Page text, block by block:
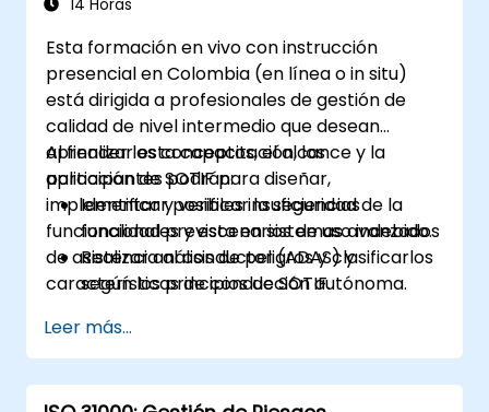
14 Horas
Esta formación en vivo con instrucción
presencial en Colombia (en línea o in situ)
está dirigida a profesionales de gestión de
calidad de nivel intermedio que desean
aprender los conceptos, el alcance y la
aplicación de SOTIF para diseñar,
implementar y verificar la seguridad de la
funcionalidad prevista en sistemas avanzados
de asistencia al conductor (ADAS) y
características de conducción autónoma.
Al finalizar esta capacitación, los
participantes podrán:
Identificar posibles insuficiencias
funcionales y escenarios de uso indebido.
Realizar análisis de peligros y clasificarlos
según los principios de SOTIF.
fases de diseño, desarrollo y validación
del sistema.
Implementar métodos de validación para
Leer más...